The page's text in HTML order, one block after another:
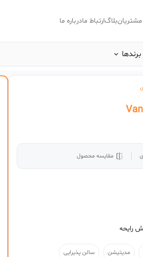
مشتریانبلاگارتباط مادرباره ما
برند‌ها
مقایسه محصول
رایحه
مدیتیشن سالن پذیرایی